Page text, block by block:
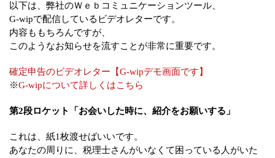
以下は、弊社のＷｅｂコミュニケーションツール、
G-wipで配信しているビデオレターです。
内容ももちろんですが、
このようなお知らせを流すことが非常に重要です。
確定申告のビデオレター【G-wipデモ画面です】
※G-wipについて詳しくはこちら
第2段ロケット「お会いした時に、紹介をお願いする」
これは、紙1枚渡せばいいです。
あなたの周りに、税理士さんがいなくて困っている人がいた